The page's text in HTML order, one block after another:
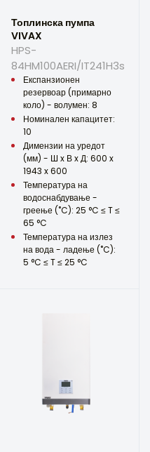
Топлинска пумпа
VIVAX
HPS-
84HM100AERI/IT241H3s
Експанзионен
резервоар (примарно
коло) - волумен: 8
Номинален капацитет:
10
Димензии на уредот
(мм) - Ш x В x Д: 600 x
1943 x 600
Температура на
водоснабдување -
греење (˚C): 25 °C ≤ T ≤
65 °C
Температура на излез
на вода - ладење (˚C):
5 °C ≤ T ≤ 25 °C